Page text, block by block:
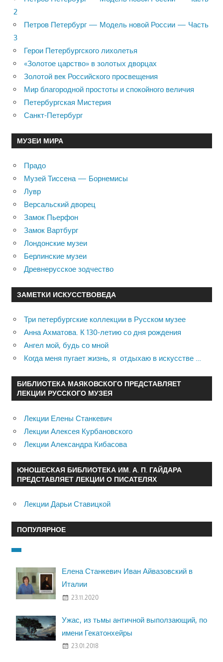
2
Петров Петербург — Модель новой России — Часть
3
Герои Петербургского лихолетья
«Золотое царство» в золотых дворцах
Золотой век Российского просвещения
Мир благородной простоты и спокойного величия
Петербургская Мистерия
Санкт-Петербург
МУЗЕИ МИРА
Прадо
Музей Тиссена — Борнемисы
Лувр
Версальский дворец
Замок Пьерфон
Замок Вартбург
Лондонские музеи
Берлинские музеи
Древнерусское зодчество
ЗАМЕТКИ ИСКУССТВОВЕДА
Три петербургские коллекции в Русском музее
Анна Ахматова. К 130-летию со дня рождения
Ангел мой, будь со мной
Когда меня пугает жизнь, я отдыхаю в искусстве …
БИБЛИОТЕКА МАЯКОВСКОГО ПРЕДСТАВЛЯЕТ
ЛЕКЦИИ РУССКОГО МУЗЕЯ
Лекции Елены Станкевич
Лекции Алексея Курбановского
Лекции Александра Кибасова
ЮНОШЕСКАЯ БИБЛИОТЕКА ИМ. А. П. ГАЙДАРА
ПРЕДСТАВЛЯЕТ ЛЕКЦИИ О ПИСАТЕЛЯХ
Лекции Дарьи Ставицкой
ПОПУЛЯРНОЕ
Елена Станкевич Иван Айвазовский в
Италии
23.11.2020
Ужас, из тьмы античной выползающий, по
имени Гекатонхейры
23.01.2018